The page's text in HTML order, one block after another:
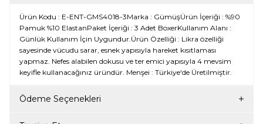
Ürün Kodu : E-ENT-GMS4018-3Marka : GümüşÜrün İçeriği : %90
Pamuk %10 ElastanPaket İçeriği : 3 Adet BoxerKullanım Alanı :
Günlük Kullanım İçin Uygundur.Ürün Özelliği : Likra özelliği
sayesinde vücudu sarar, esnek yapısıyla hareket kısıtlaması
yapmaz. Nefes alabilen dokusu ve ter emici yapısıyla 4 mevsim
keyifle kullanacağınız üründür. Menşei : Türkiye'de Üretilmiştir.
Ödeme Seçenekleri